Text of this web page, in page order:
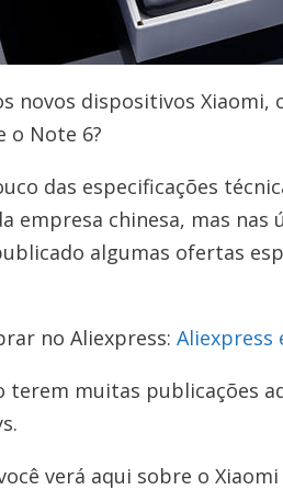
novos dispositivos Xiaomi,
o Note 6?
das especificações
empresa chinesa, mas
algumas ofertas
no Aliexpress: Aliexpress
terem muitas publicações
verá aqui sobre o